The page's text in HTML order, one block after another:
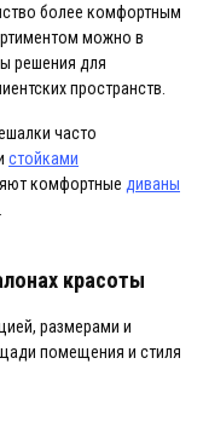
более комфортным
можно в
решения для
пространств.
часто
стойками
комфортные диваны
красоты
размерами и
помещения и стиля